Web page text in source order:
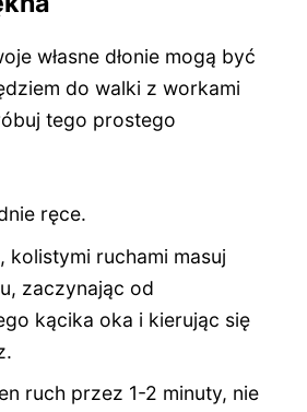
własne dłonie mogą być
do walki z workami
tego prostego
ręce.
kolistymi ruchami masuj
zaczynając od
kącika oka i kierując się
ruch przez 1-2 minuty, nie